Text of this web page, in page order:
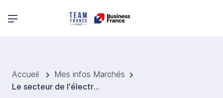
Menu principal
Accueil
Mes infos Marchés
Le secteur de l'électronique, de la robotique et IoT à Singapour